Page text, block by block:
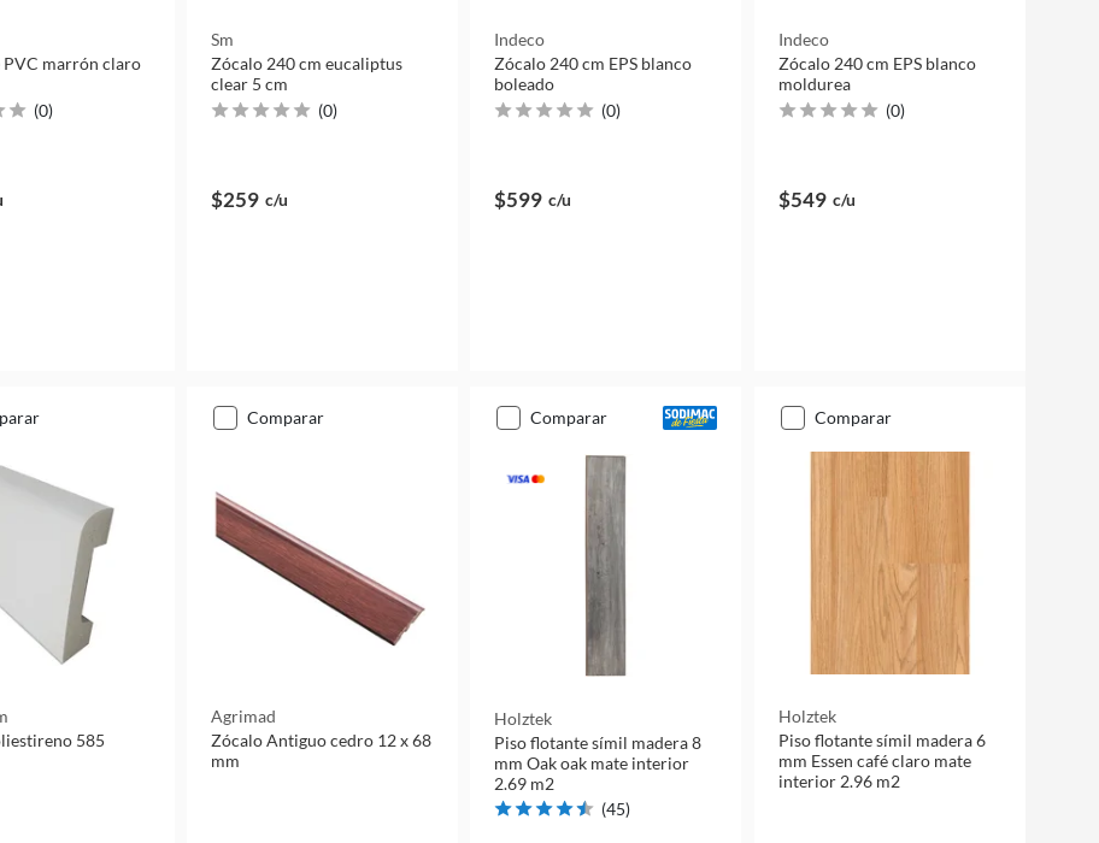
PVC marrón claro
(0)
Sm
Zócalo 240 cm eucaliptus
clear 5 cm
(0)
$259 c/u
Indeco
Zócalo 240 cm EPS blanco
boleado
(0)
$599 c/u
Indeco
Zócalo 240 cm EPS blanco
moldurea
(0)
$549 c/u
585
comparar
Agrimad
Zócalo Antiguo cedro 12 x 68
mm
comparar
Holztek
Piso flotante símil madera 8
mm Oak oak mate interior
2.69 m2
(45)
comparar
Holztek
Piso flotante símil madera 6
mm Essen café claro mate
interior 2.96 m2